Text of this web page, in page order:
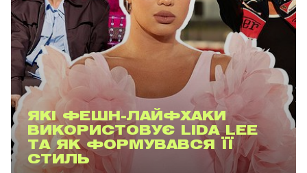
ЯКІ ФЕШН-ЛАЙФХАКИ
ВИКОРИСТОВУЄ LIDA LEE
ТА ЯК ФОРМУВАВСЯ ЇЇ
СТИЛЬ